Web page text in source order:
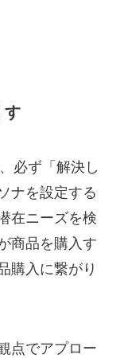
す
必ず「解決し
ナを設定する
在ニーズを検
商品を購入す
購入に繋がり
点でアプロー